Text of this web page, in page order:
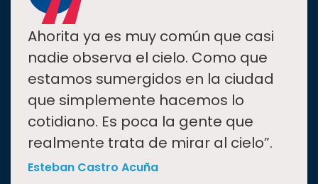
“
Ahorita ya es muy común que casi
nadie observa el cielo. Como que
estamos sumergidos en la ciudad
que simplemente hacemos lo
cotidiano. Es poca la gente que
realmente trata de mirar al cielo”.
Esteban Castro Acuña